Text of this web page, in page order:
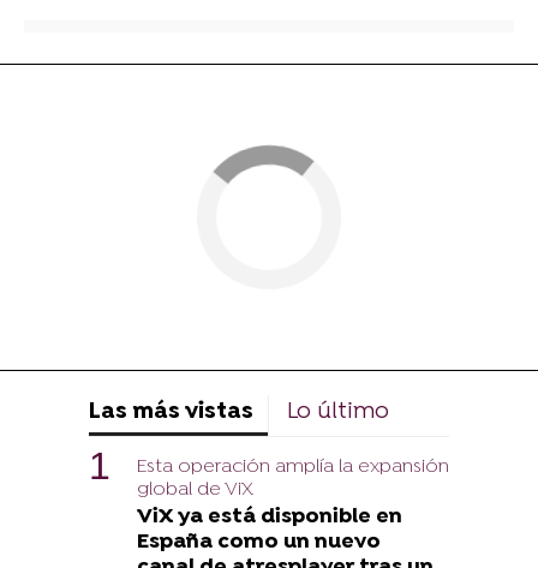
Las más vistas Lo último
Esta operación amplía la expansión
global de ViX
ViX ya está disponible en
España como un nuevo